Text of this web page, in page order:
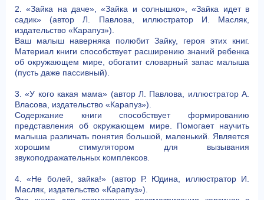
2. «Зайка на даче», «Зайка и солнышко», «Зайка идет в
садик» (автор Л. Павлова, иллюстратор И. Масляк,
издательство «Карапуз»).
Ваш малыш наверняка полюбит Зайку, героя этих книг.
Материал книги способствует расширению знаний ребенка
об окружающем мире, обогатит словарный запас малыша
(пусть даже пассивный).
3. «У кого какая мама» (автор Л. Павлова, иллюстратор А.
Власова, издательство «Карапуз»).
Содержание книги способствует формированию
представления об окружающем мире. Помогает научить
малыша различать понятия большой, маленький. Является
хорошим стимулятором для вызывания
звукоподражательных комплексов.
4. «Не болей, зайка!» (автор Р. Юдина, иллюстратор И.
Масляк, издательство «Карапуз»).